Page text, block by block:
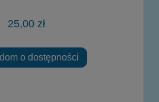
25,00 zł
o dostępności